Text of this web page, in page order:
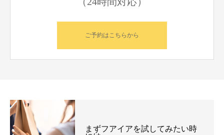
ご予約はこちらから
まずフアイアを試してみたい時